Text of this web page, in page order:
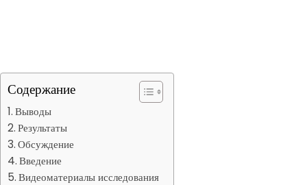
Содержание
Выводы
Результаты
Обсуждение
Введение
Видеоматериалы исследования